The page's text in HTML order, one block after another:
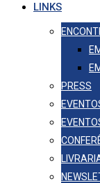
LINKS
PRESS